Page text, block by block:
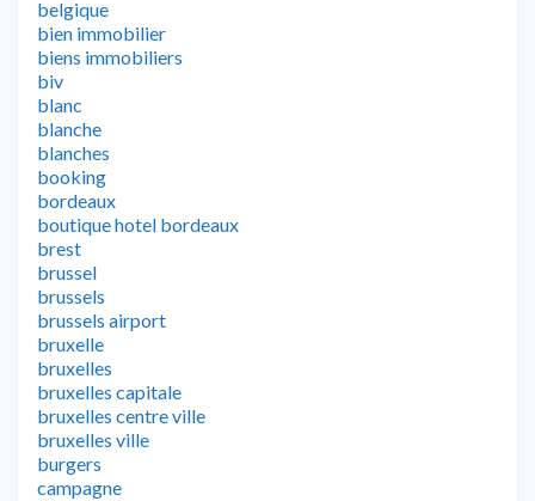
belgique
bien immobilier
biens immobiliers
biv
blanc
blanche
blanches
booking
bordeaux
boutique hotel bordeaux
brest
brussel
brussels
brussels airport
bruxelle
bruxelles
bruxelles capitale
bruxelles centre ville
bruxelles ville
burgers
campagne